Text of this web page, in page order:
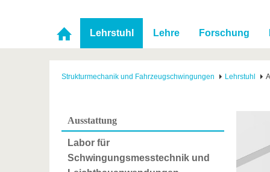
Karriere & Engagement
Partnerschaften &
Strukturwandel
Förderung
Wissenschaftlicher
Nachwuchs
Im
Lehrstuhl Lehre Forschung
Strukturmechanik und Fahrzeugschwingungen Lehrstuhl
Ausstattung
Labor für
Schwingungsmesstechnik und